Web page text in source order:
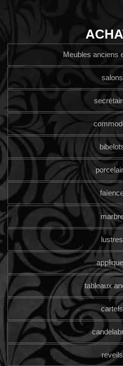
Meubles anciens
salons
lustres
tableaux
cartels
reveils